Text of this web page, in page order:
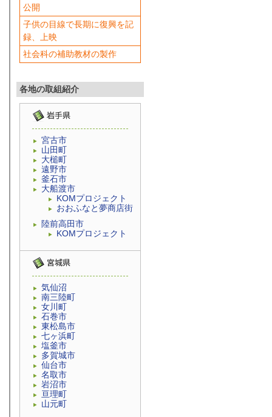
公開
子供の目線で長期に復興を記
録、上映
社会科の補助教材の製作
各地の取組紹介
宮古市
山田町
大槌町
遠野市
釜石市
大船渡市
KOMプロジェクト
おおふなと夢商店街
陸前高田市
KOMプロジェクト
気仙沼
南三陸町
女川町
石巻市
東松島市
七ヶ浜町
塩釜市
多賀城市
仙台市
名取市
岩沼市
亘理町
山元町